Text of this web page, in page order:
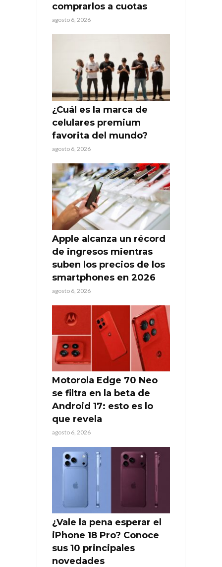
comprarlos a cuotas
agosto 6, 2026
¿Cuál es la marca de
celulares premium
favorita del mundo?
agosto 6, 2026
Apple alcanza un récord
de ingresos mientras
suben los precios de los
smartphones en 2026
agosto 6, 2026
Motorola Edge 70 Neo
se filtra en la beta de
Android 17: esto es lo
que revela
agosto 6, 2026
¿Vale la pena esperar el
iPhone 18 Pro? Conoce
sus 10 principales
novedades